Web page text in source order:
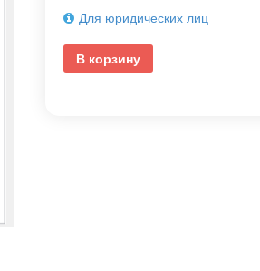
Для юридических лиц
В корзину